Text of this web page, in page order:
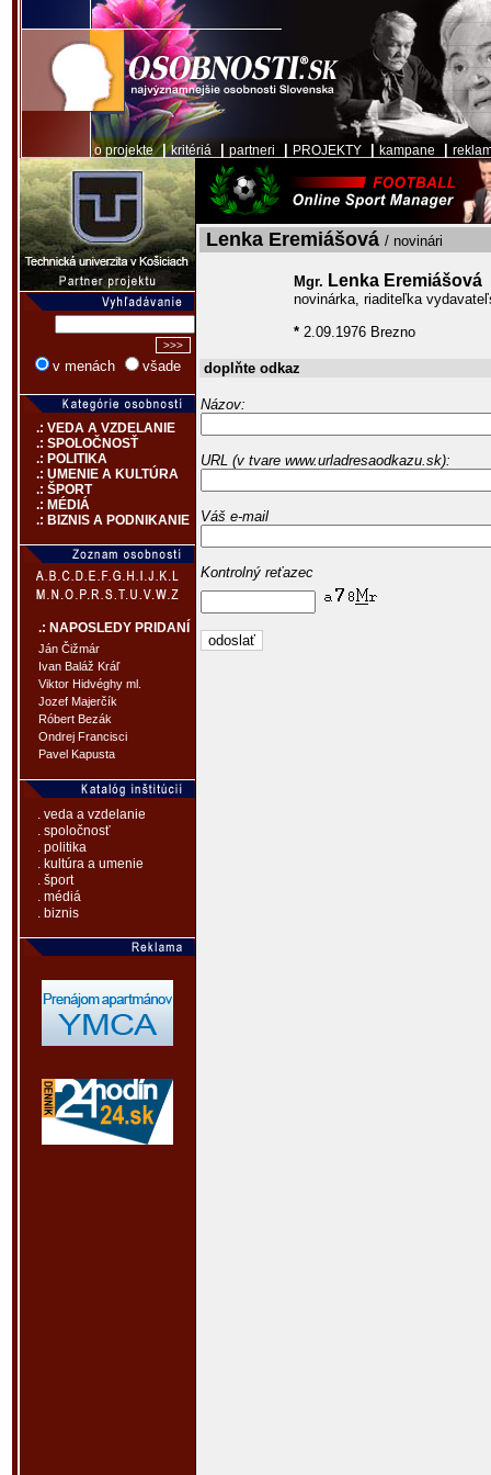
o projekte|kritériá partneri PROJEKTY kampane
v menách všade
.: VEDA A VZDELANIE
.: SPOLOČNOSŤ
.: POLITIKA
.: UMENIE A KULTÚRA
.: ŠPORT
.: MÉDIÁ
.: BIZNIS A PODNIKANIE
.: NAPOSLEDY PRIDANÍ
Ján Čižmár
Ivan Baláž Kráľ
Viktor Hidvéghy ml.
Jozef Majerčík
Róbert Bezák
Ondrej Francisci
Pavel Kapusta
. veda a vzdelanie
. spoločnosť
. politika
. kultúra a umenie
. šport
. médiá
. biznis
Lenka Eremiášová / novinári
Mgr. Lenka Eremiášová
novinárka, riaditeľka
* 2.09.1976 Brezno
doplňte odkaz
Názov:
URL (v tvare www.urladresaodkazu.sk):
Váš e-mail
Kontrolný reťazec